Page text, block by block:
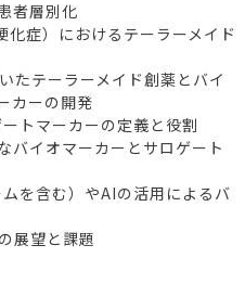
者層別化
）におけるテーラーメイド
テーラーメイド創薬とバイ
カーの開発
トマーカーの定義と役割
イオマーカーとサロゲート
を含む）やAIの活用によるバ
展望と課題